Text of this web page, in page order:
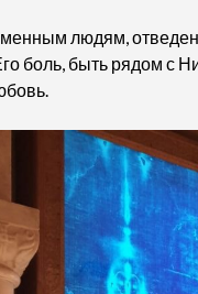
людям,
боль, быть рядом с